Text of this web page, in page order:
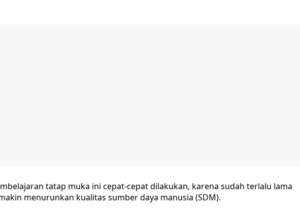
tatap muka ini cepat-cepat dilakukan, karena sudah terlalu lama
menurunkan kualitas sumber daya manusia (SDM).